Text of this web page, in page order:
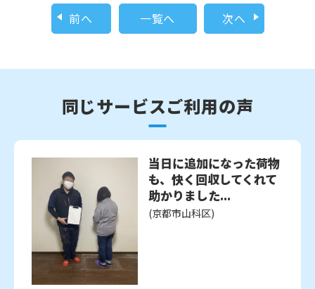
前へ 一覧へ 次へ
同じサービスご利用の声
当日に追加になった荷物
も、快く回収してくれて
助かりました...
(京都市山科区)